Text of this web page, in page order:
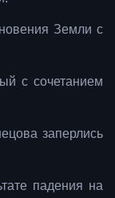
Земли с
с сочетанием
заперлись
падения на